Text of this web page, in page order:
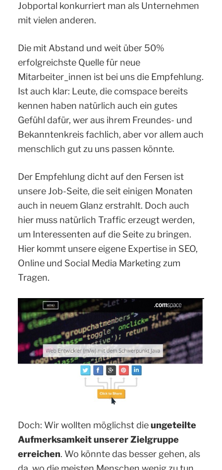
Jobportal konkurriert man als Unternehmen
mit vielen anderen.
Die mit Abstand und weit über 50%
erfolgreichste Quelle für neue
Mitarbeiter_innen ist bei uns die Empfehlung.
Ist auch klar: Leute, die comspace bereits
kennen haben natürlich auch ein gutes
Gefühl dafür, wer aus ihrem Freundes- und
Bekanntenkreis fachlich, aber vor allem auch
menschlich gut zu uns passen könnte.
Der Empfehlung dicht auf den Fersen ist
unsere Job-Seite, die seit einigen Monaten
auch in neuem Glanz erstrahlt. Doch auch
hier muss natürlich Traffic erzeugt werden,
um Interessenten auf die Seite zu bringen.
Hier kommt unsere eigene Expertise in SEO,
Online und Social Media Marketing zum
Tragen.
Doch: Wir wollten möglichst dieungeteilte
Aufmerksamkeit unserer Zielgruppe
erreichen. Wo könnte das besser gehen, als